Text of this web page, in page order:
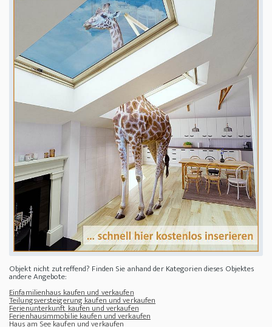
Objekt nicht zutreffend? Finden Sie anhand der Kategorien dieses Objektes
andere Angebote:
Einfamilienhaus kaufen und verkaufen
Teilungsversteigerung kaufen und verkaufen
Ferienunterkunft kaufen und verkaufen
Ferienhausimmobilie kaufen und verkaufen
Haus am See kaufen und verkaufen